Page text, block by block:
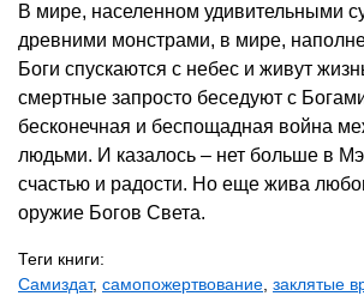
В мире, населенном удивительными
древними монстрами, в мире,
Боги спускаются с небес и живут
смертные запросто беседуют с
бесконечная и беспощадная война
людьми. И казалось – нет больше в
счастью и радости. Но еще жива
оружие Богов Света.
Теги книги:
Самиздат, самопожертвование, заклятые